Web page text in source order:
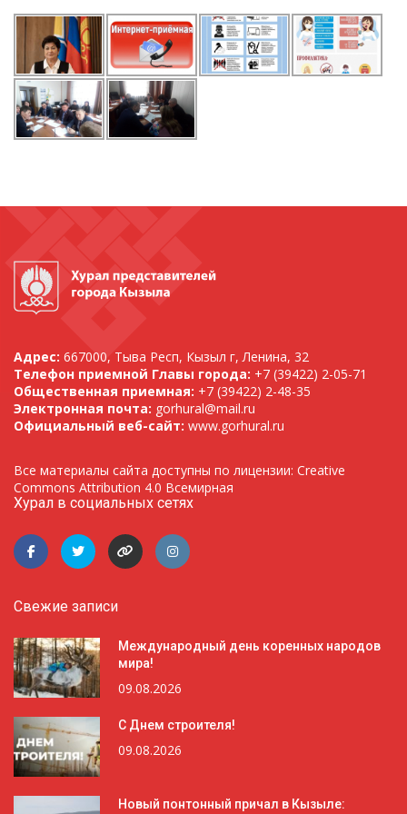
Адрес: 667000, Тыва Респ, Кызыл г, Ленина, 32
Телефон приемной Главы города: +7 (39422) 2-05-71
Общественная приемная: +7 (39422) 2-48-35
Электронная почта: gorhural@mail.ru
Официальный веб-сайт: www.gorhural.ru
Все материалы сайта доступны по лицензии: Creative
Commons Attribution 4.0 Всемирная
Хурал в социальных сетях
Свежие записи
Международный день коренных народов
мира!
09.08.2026
С Днем строителя!
09.08.2026
Новый понтонный причал в Кызыле: